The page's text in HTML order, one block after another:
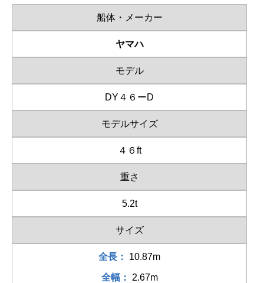
船体・メーカー
ヤマハ
モデル
DY４６ーD
モデルサイズ
４６ft
重さ
5.2t
サイズ
全長： 10.87m
全幅： 2.67m